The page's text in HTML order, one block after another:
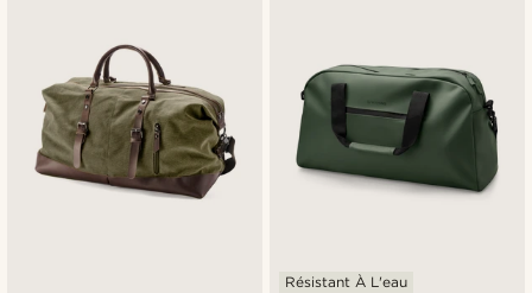
Prix décroissant
Résistant À L'eau